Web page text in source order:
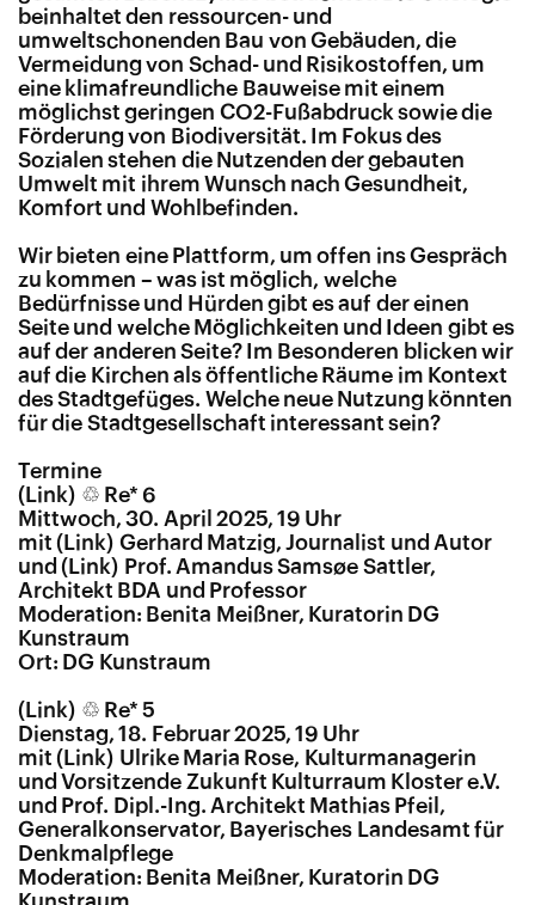
beinhaltet den ressourcen- und
umweltschonenden Bau von Gebäuden, die
Vermeidung von Schad- und Risikostoffen, um
eine klimafreundliche Bauweise mit einem
möglichst geringen CO2-Fußabdruck sowie die
Förderung von Biodiversität. Im Fokus des
Sozialen stehen die Nutzenden der gebauten
Umwelt mit ihrem Wunsch nach Gesundheit,
Komfort und Wohlbefinden.
Wir bieten eine Plattform, um offen ins Gespräch
zu kommen – was ist möglich, welche
Bedürfnisse und Hürden gibt es auf der einen
Seite und welche Möglichkeiten und Ideen gibt es
auf der anderen Seite? Im Besonderen blicken wir
auf die Kirchen als öffentliche Räume im Kontext
des Stadtgefüges. Welche neue Nutzung könnten
für die Stadtgesellschaft interessant sein?
Termine
♲ Re* 6
Mittwoch, 30. April 2025, 19 Uhr
mit
Gerhard Matzig, Journalist und Autor
und
Prof. Amandus Samsøe Sattler,
Architekt BDA und Professor
Moderation: Benita Meißner, Kuratorin DG
Kunstraum
Ort: DG Kunstraum
♲ Re* 5
Dienstag, 18. Februar 2025, 19 Uhr
mit
Ulrike Maria Rose, Kulturmanagerin
und Vorsitzende Zukunft Kulturraum Kloster e.V.
und Prof. Dipl.-Ing. Architekt Mathias Pfeil,
Generalkonservator, Bayerisches Landesamt für
Denkmalpflege
Moderation: Benita Meißner, Kuratorin DG